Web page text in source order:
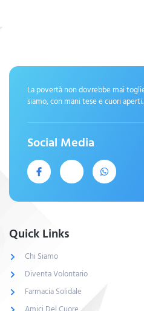
La povertà non dovrebbe mai
siamo, con mani tese e cuori aperti.
Social Media
Quick Links
Chi Siamo
Diventa Volontario
Farmacia Solidale